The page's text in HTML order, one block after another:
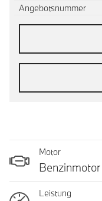
Angebotsnummer
Motor
Benzinmotor
Leistung